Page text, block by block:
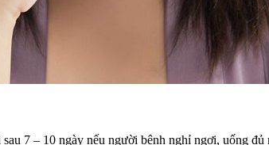
7 – 10 ngày nếu người bệnh nghỉ ngơi, uống